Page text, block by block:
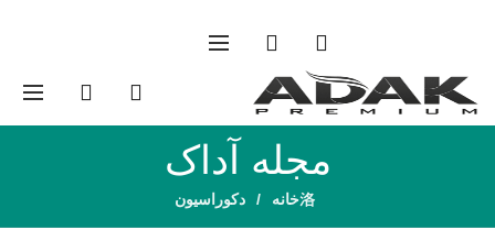
مجله آداک
خانه دکوراسیون